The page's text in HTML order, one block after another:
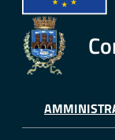
Sportello